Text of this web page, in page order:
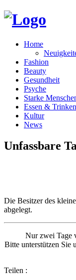
Home
Fashion
Beauty
Gesundheit
Psyche
Starke
Essen & Trinken
Kultur
News
Unfassbare
Die Besitzer des
abgelegt.
Nur zwei Tage
Bitte unterstützen Sie
Teilen :